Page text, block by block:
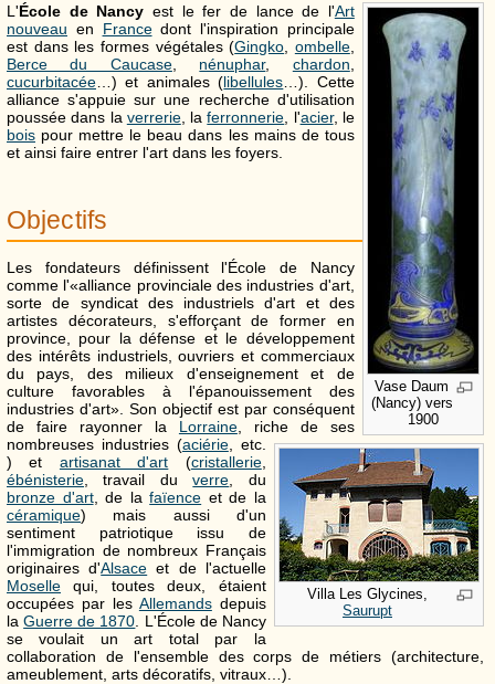
Vase Daum
(Nancy) vers
1900
L'École de Nancy est le fer de lance de l'Art
nouveau en Francedont l'inspiration principale
est dans les formes végétales (Gingko ombelle,
Berce du Caucase, nénuphar, chardon
cucurbitacée …) et animales (libellules …). Cette
alliance s'appuie sur une recherche d'utilisation
poussée dans la verrerie, laferronnerie , l'acier, le
bois pour mettre le beau dans les mains de tous
et ainsi faire entrer l'art dans les foyers.
Objectifs
Villa Les Glycines,
Saurupt
Les fondateurs définissent l'École de Nancy
comme l'«alliance provinciale des industries d'art,
sorte de syndicat des industriels d'art et des
artistes décorateurs, s'efforçant de former en
province, pour la défense et le développement
des intérêts industriels, ouvriers et commerciaux
du pays, des milieux d'enseignement et de
culture favorables à l'épanouissement des
industries d'art». Son objectif est par conséquent
de faire rayonner la Lorraine, riche de ses
nombreuses industries (aciérie, etc.
) et artisanat d'art (cristallerie,
ébénisterie , travail duverre , du
bronze d'art, de lafaïence et de la
céramique) mais aussi d'un
sentiment patriotique issu de
l'immigration de nombreux Français
originaires d'Alsace et de l'actuelle
Moselle qui, toutes deux, étaient
occupées par les Allemandsdepuis
laGuerre de 1870 . L'École de Nancy
se voulait un art total par la
collaboration de l'ensemble des corps de métiers (architecture,
ameublement, arts décoratifs, vitraux…).